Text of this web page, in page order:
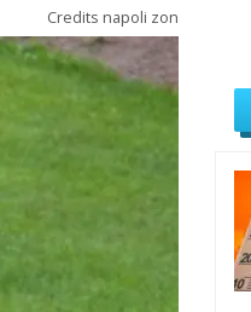
Credits napoli zon